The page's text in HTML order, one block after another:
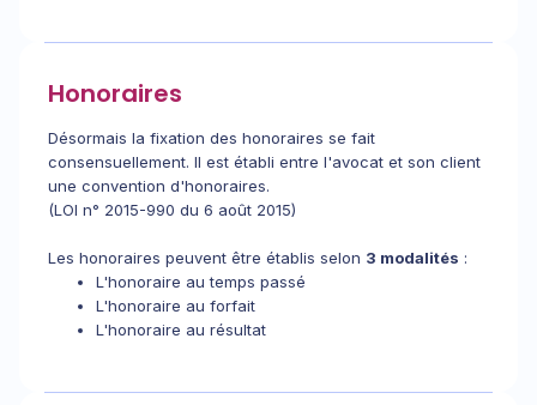
Honoraires
Désormais la fixation des honoraires se fait
consensuellement. Il est établi entre l'avocat et son client
une convention d'honoraires.
(LOI n° 2015-990 du 6 août 2015)
Les honoraires peuvent être établis selon 3 modalités :
L'honoraire au temps passé
L'honoraire au forfait
L'honoraire au résultat